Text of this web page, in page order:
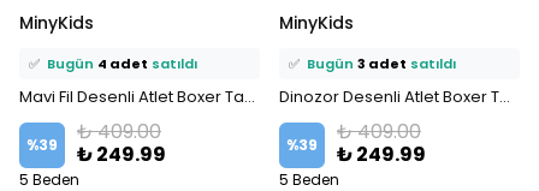
MinyKids
🛒 4 kişisepetine ekledi!
✅ Bugün 4 adet satıldı
Mavi Fil Desenli Atlet Boxer Takımı
%39
₺ 409.00
₺ 249.99
5 Beden
MinyKids
🛒 4 kişisepetine ekledi!
✅ Bugün 3 adet satıldı
Dinozor Desenli Atlet Boxer Takımı
%39
₺ 409.00
₺ 249.99
5 Beden